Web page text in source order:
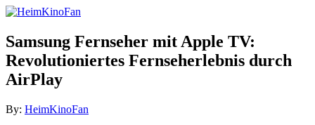
Skip
Content
Samsung Fernseher mit Apple TV:
Revolutioniertes Fernseherlebnis durch
AirPlay
By: Author
HeimKinoFan